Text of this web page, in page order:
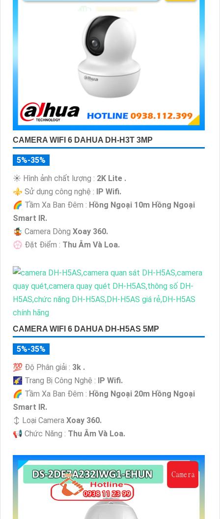
CAMERA WIFI 6 DAHUA DH-H3T 3MP
5%-35%
☀️ Hình ảnh chất lượng : 2K Lite .
⚜️ Sử dụng công nghệ : IP Wifi.
🌈 Tầm Xa Ban Đêm : Hồng Ngoại 10m Hồng Ngoại
Smart IR.
🤹 Camera Dòng Xoay 360.
️💮 Đặt Điểm : Thu Âm Và Loa.
CAMERA WIFI 6 DAHUA DH-H5AS 5MP
5%-35%
💯 Độ Phân giải : 3k .
🌠 Trang Bị Công Nghệ : IP Wifi.
🌈 Tầm Xa Ban Đêm : Hồng Ngoại 20m Hồng Ngoại
Smart IR.
↕️ Loại Camera Xoay 360.
️📢 Chức Năng : Thu Âm Và Loa.